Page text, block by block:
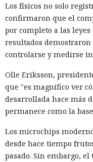
Los físicos no solo
confirmaron que el
por completo a las
resultados demostraron
controlarse y medirse
Olle Eriksson,
que "es magnífico ver
desarrollada hace más
permanece como la
Los microchips
desde hace tiempo
pasado. Sin embargo,